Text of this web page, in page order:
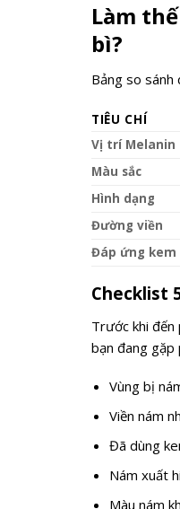
Làm
bì?
Bảng so sánh
TIÊU CHÍ
Vị trí Melanin
Màu sắc
Hình dạng
Đường viền
Đáp ứng kem
Checklist
Trước khi đến
bạn đang gặp
Vùng bị
Viền nám
Đã dùng
Nám xuất
Màu nám